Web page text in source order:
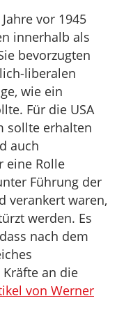
vor 1945
innerhalb als
bevorzugten
liberalen
wie ein
Für die USA
sollte erhalten
auch
eine Rolle
Führung der
verankert waren,
werden. Es
nach dem
an die
von Werner